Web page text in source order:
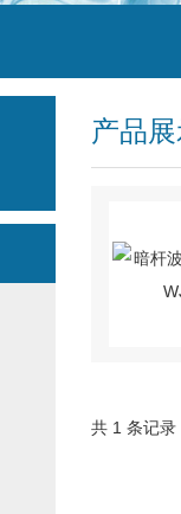
产品
共 1 条记